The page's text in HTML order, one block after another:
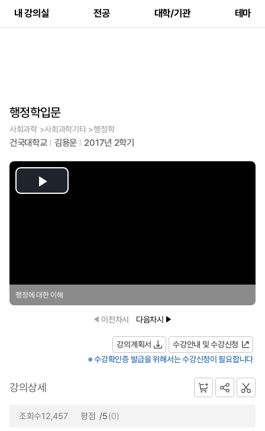
내 강의실 전공 대학/기관 테마
행정학입문
사회과학 >사회과학기타 >행정학
건국대학교 김용운 2017년 2학기
Play
행정에 대한 이해
이전차시 다음차시
강의계획서
수강안내 및 수강신청
※ 수강확인증 발급을 위해서는 수강신청이 필요합니다
강의상세
조회수12,457 평점 /5(0)